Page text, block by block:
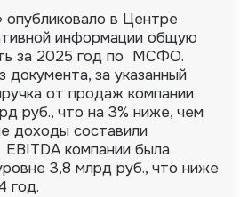
в Центре
информации общую
за 2025 год по МСФО.
документа, за указанный
от продаж компании
руб., что на 3% ниже, чем
доходы составили
компании была
3,8 млрд руб., что ниже
год.